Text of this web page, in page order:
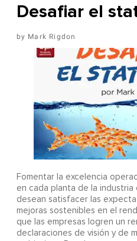
Desafiar el
Mark Rigdon
Fomentar la excelencia
en cada planta de la
desean satisfacer las
mejoras sostenibles en el
que las empresas logren un
declaraciones de visión y de